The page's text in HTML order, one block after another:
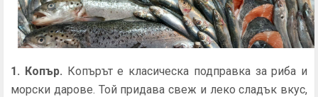
1. Копър. Копърът е класическа подправка за риба и
морски дарове. Той придава свеж и леко сладък вкус,